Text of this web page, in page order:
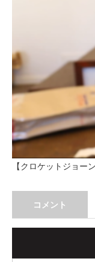
【クロケットジョ
コメント